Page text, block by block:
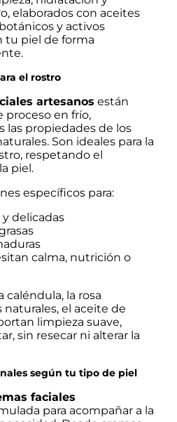
elaborados con aceites
y activos
tu piel de forma
el rostro
artesanos están
proceso en frío,
las propiedades de los
Son ideales para la
respetando el
piel.
específicos para:
delicadas
calma, nutrición o
la rosa
naturales, el aceite de
limpieza suave,
sin resecar ni alterar la
según tu tipo de piel
faciales
para acompañar a la